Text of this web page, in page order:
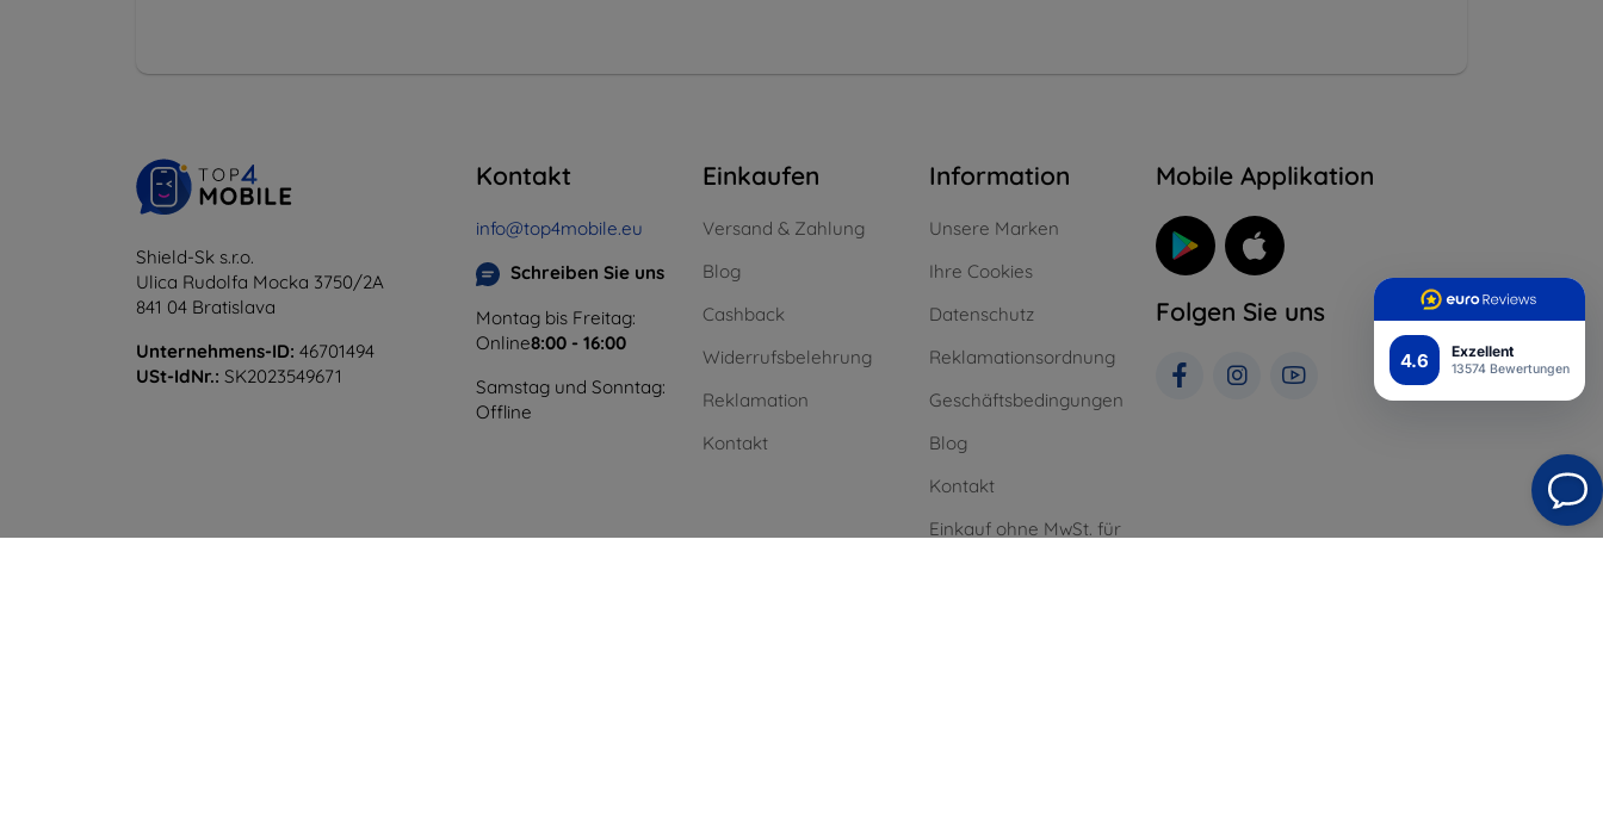
4.6 Exzellent
13574 Bewertungen
Shield-Sk s.r.o.
Ulica Rudolfa Mocka 3750/2A
841 04 Bratislava
Unternehmens-ID: 46701494
USt-IdNr.: SK2023549671
Kontakt
info@top4mobile.eu
Schreiben Sie uns
Montag bis Freitag:
Online8:00 - 16:00
Samstag und Sonntag:
Offline
Einkaufen
Versand & Zahlung
Blog
Cashback
Widerrufsbelehrung
Reklamation
Kontakt
Information
Unsere Marken
Ihre Cookies
Datenschutz
Reklamationsordnung
Geschäftsbedingungen
Blog
Kontakt
Einkauf ohne MwSt. für
Mobile Applikation
Folgen Sie uns